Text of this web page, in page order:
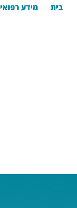
בית מידע רפואי